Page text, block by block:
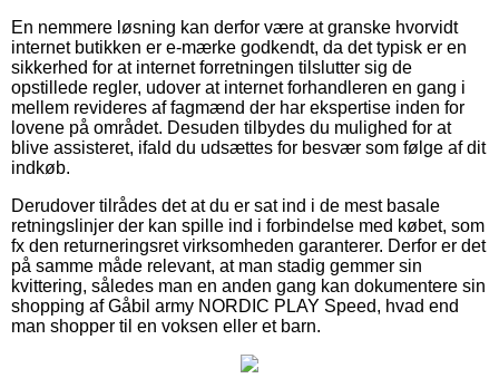
En nemmere løsning kan derfor være at granske hvorvidt
internet butikken er e-mærke godkendt, da det typisk er en
sikkerhed for at internet forretningen tilslutter sig de
opstillede regler, udover at internet forhandleren en gang i
mellem revideres af fagmænd der har ekspertise inden for
lovene på området. Desuden tilbydes du mulighed for at
blive assisteret, ifald du udsættes for besvær som følge af dit
indkøb.
Derudover tilrådes det at du er sat ind i de mest basale
retningslinjer der kan spille ind i forbindelse med købet, som
fx den returneringsret virksomheden garanterer. Derfor er det
på samme måde relevant, at man stadig gemmer sin
kvittering, således man en anden gang kan dokumentere sin
shopping af Gåbil army NORDIC PLAY Speed, hvad end
man shopper til en voksen eller et barn.